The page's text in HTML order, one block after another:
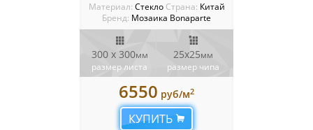
Материал: Стекло Cтрана: Китай
Бренд: Мозаика Bonaparte
300 x 300мм
размер листа
25х25мм
размер чипа
6550 руб/м2
КУПИТЬ